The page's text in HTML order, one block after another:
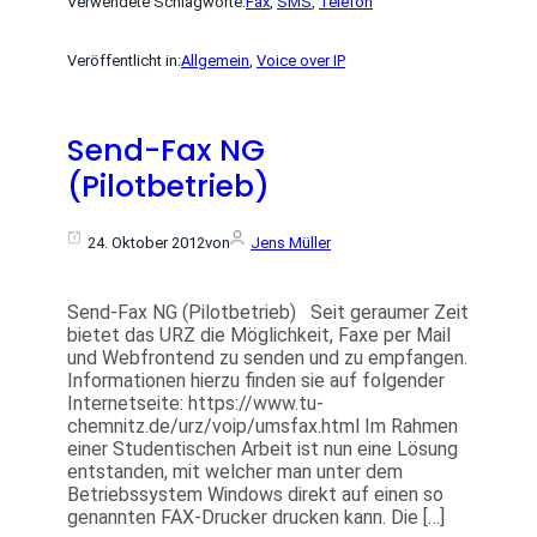
Veröffentlicht in:Allgemein Voice over IP
Send-Fax NG
(Pilotbetrieb)
24. Oktober 2012von Jens Müller
Send-Fax NG (Pilotbetrieb) Seit geraumer Zeit
bietet das URZ die Möglichkeit, Faxe per Mail
und Webfrontend zu senden und zu empfangen.
Informationen hierzu finden sie auf folgender
Internetseite: https://www.tu-
chemnitz.de/urz/voip/umsfax.html Im Rahmen
einer Studentischen Arbeit ist nun eine Lösung
entstanden, mit welcher man unter dem
Betriebssystem Windows direkt auf einen so
genannten FAX-Drucker drucken kann. Die […]